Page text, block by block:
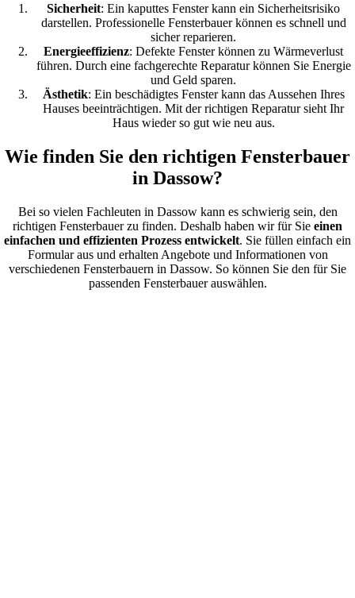
Sicherheit: Ein kaputtes Fenster kann ein Sicherheitsrisiko
darstellen. Professionelle Fensterbauer können es schnell und
sicher reparieren.
Energieeffizienz: Defekte Fenster können zu Wärmeverlust
führen. Durch eine fachgerechte Reparatur können Sie Energie
und Geld sparen.
Ästhetik: Ein beschädigtes Fenster kann das Aussehen Ihres
Hauses beeinträchtigen. Mit der richtigen Reparatur sieht Ihr
Haus wieder so gut wie neu aus.
Wie finden Sie den richtigen Fensterbauer
in Dassow?
Bei so vielen Fachleuten in Dassow kann es schwierig sein, den
richtigen Fensterbauer zu finden. Deshalb haben wir für Sie einen
einfachen und effizienten Prozess entwickelt. Sie füllen einfach ein
Formular aus und erhalten Angebote und Informationen von
verschiedenen Fensterbauern in Dassow. So können Sie den für Sie
passenden Fensterbauer auswählen.